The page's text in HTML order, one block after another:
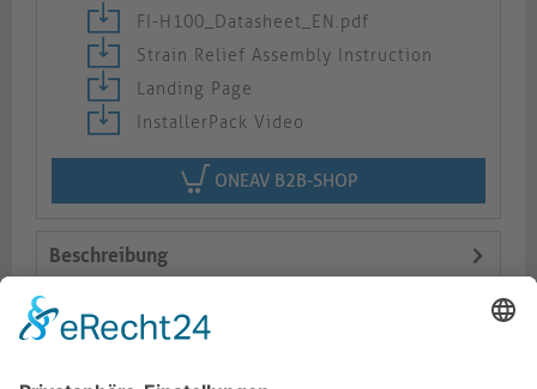
FI-H100_Datasheet_EN.pdf
Strain Relief Assembly Instruction
Landing Page
InstallerPack Video
ONEAV B2B-SHOP
Beschreibung
Logistik